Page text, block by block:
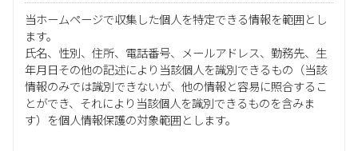
当ホームページで収集した個人を特定できる情報を範囲とし
ます。
氏名、性別、住所、電話番号、メールアドレス、勤務先、生
年月日その他の記述により当該個人を識別できるもの（当該
情報のみでは識別できないが、他の情報と容易に照合するこ
とができ、それにより当該個人を識別できるものを含みま
す）を個人情報保護の対象範囲とします。